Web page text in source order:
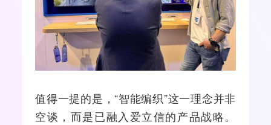
值得一提的是，“智能编织”这一理念并非
空谈，而是已融入爱立信的产品战略。